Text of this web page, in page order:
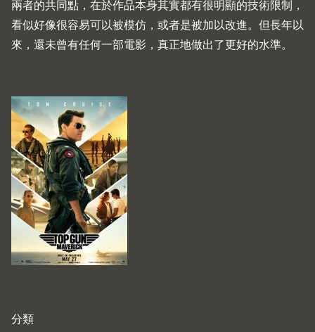
兩者的共同點，在於作品本身其實都有很明顯的技術限制，
看似好像很容易可以被模仿，或者是被加以改進。但長年以
來，還未曾有任何一部電影，真正地做出了更好的水準。
分類